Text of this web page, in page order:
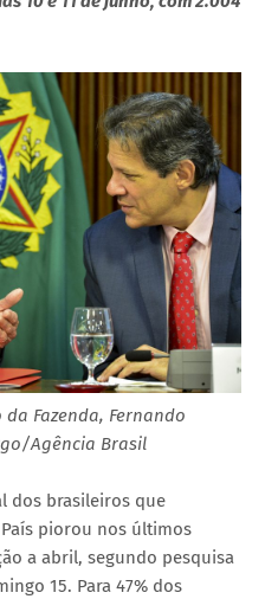
Fazenda, Fernando
Agência Brasil
dos brasileiros que
piorou nos últimos
a abril, segundo pesquisa
15. Para 47% dos